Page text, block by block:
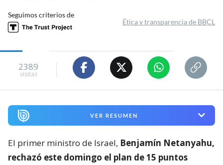
Seguimos criterios de
Ética y transparencia de BBCL
2389
visitas
VER RESUMEN
El primer ministro de Israel, Benjamín Netanyahu,
rechazó este domingo el plan de 15 puntos